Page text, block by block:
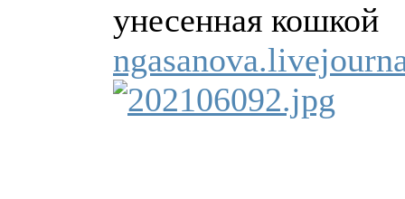
унесенная кошкой